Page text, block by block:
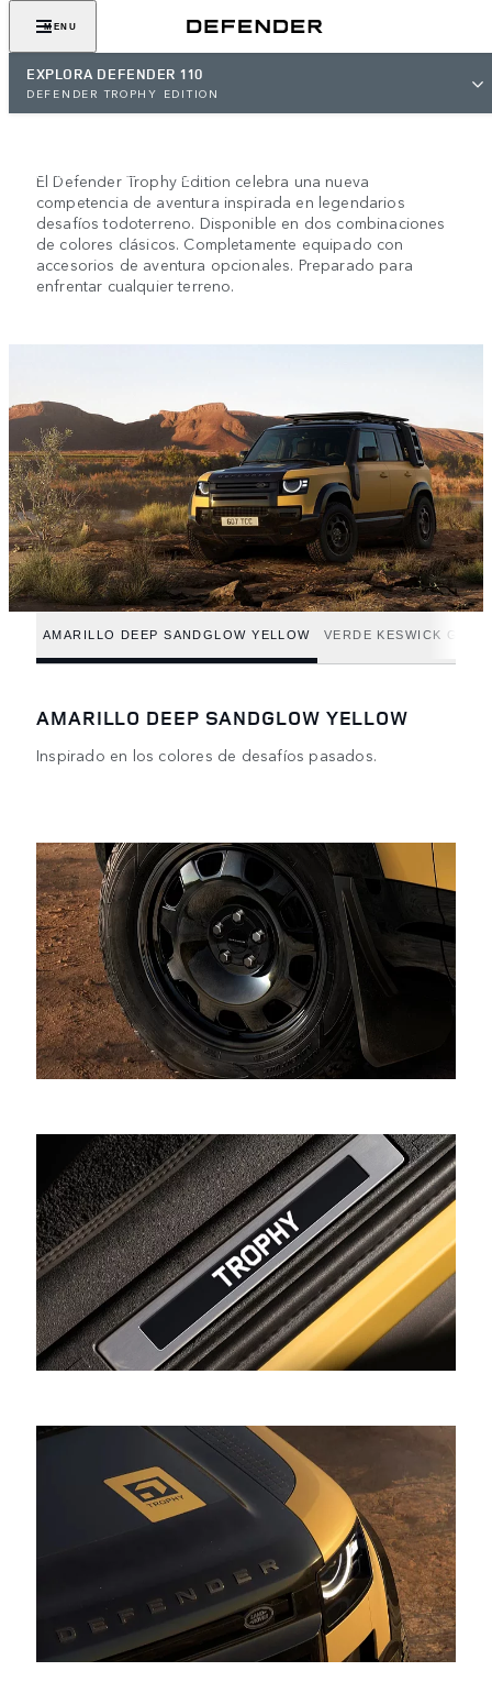
MENU
EXPLORA DEFENDER 110
DEFENDER TROPHY EDITION
NUEVO DEFENDER
Descendiente de la grandeza.
El Defender Trophy Edition celebra una nueva
competencia de aventura inspirada en legendarios
desafíos todoterreno. Disponible en dos combinaciones
de colores clásicos. Completamente equipado con
accesorios de aventura opcionales. Preparado para
enfrentar cualquier terreno.
AMARILLO DEEP SANDGLOW YELLOW VERDE KESWICK
AMARILLO DEEP SANDGLOW YELLOW
Inspirado en los colores de desafíos pasados.